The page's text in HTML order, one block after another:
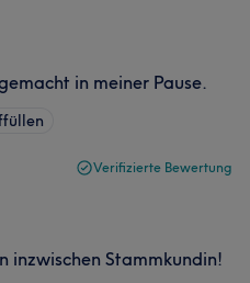
in meiner Pause.
Verifizierte Bewertung
inzwischen Stammkundin!